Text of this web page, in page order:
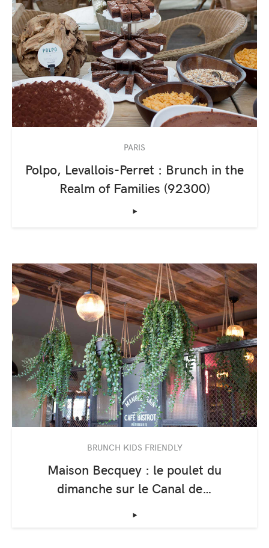
PARIS
Polpo, Levallois-Perret : Brunch in the
Realm of Families (92300)
‣
BRUNCH KIDS FRIENDLY
Maison Becquey : le poulet du
dimanche sur le Canal de…
‣